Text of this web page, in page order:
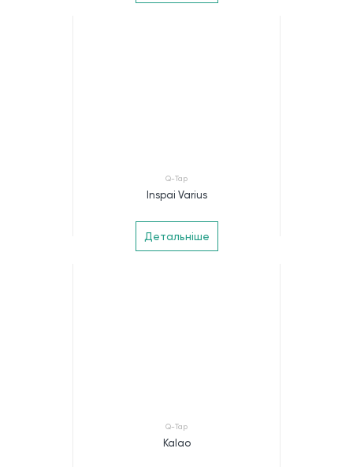
Q-Tap
Inspai Varius
Детальніше
Q-Tap
Kalao